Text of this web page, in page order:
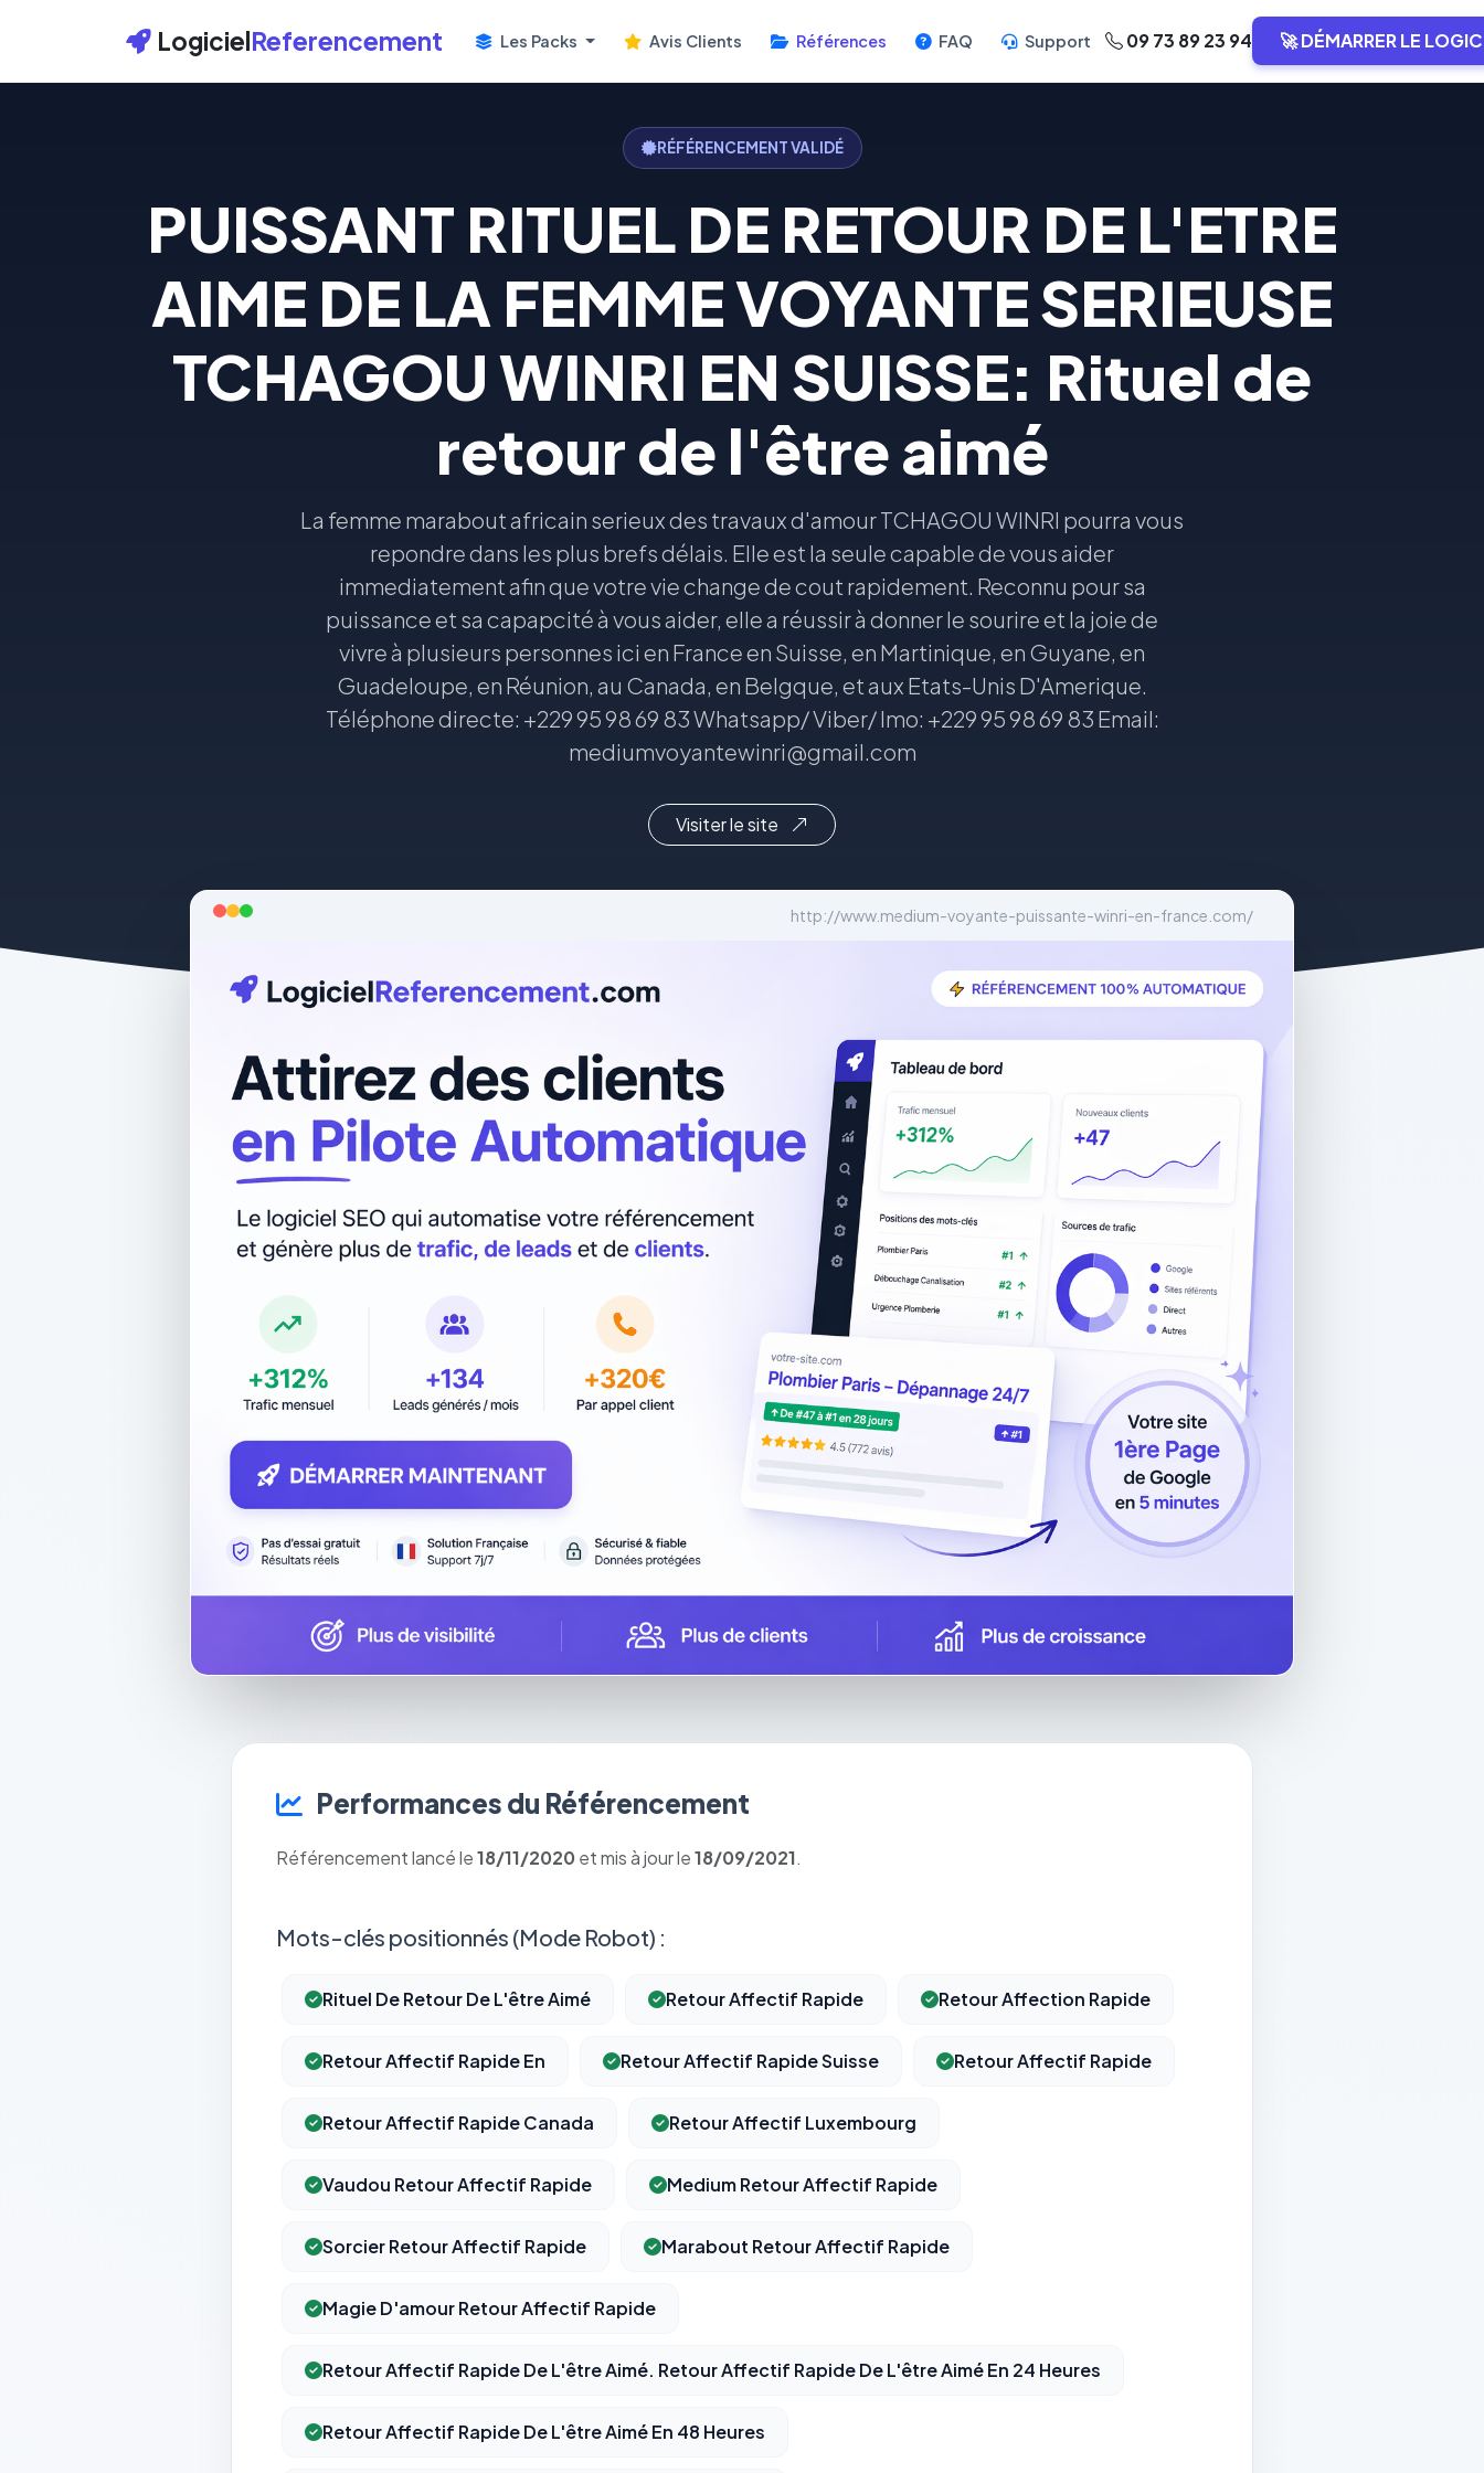
LogicielReferencement Les Packs Avis Clients Références FAQ Support 09 73 89 23 94 🚀 DÉMARRER LE
RÉFÉRENCEMENT VALIDÉ
PUISSANT RITUEL DE RETOUR DE L'ETRE
AIME DE LA FEMME VOYANTE SERIEUSE
TCHAGOU WINRI EN SUISSE: Rituel de
retour de l'être aimé
La femme marabout africain serieux des travaux d'amour TCHAGOU WINRI pourra vous
repondre dans les plus brefs délais. Elle est la seule capable de vous aider
immediatement afin que votre vie change de cout rapidement. Reconnu pour sa
puissance et sa capapcité à vous aider, elle a réussir à donner le sourire et la joie de
vivre à plusieurs personnes ici en France en Suisse, en Martinique, en Guyane, en
Guadeloupe, en Réunion, au Canada, en Belgque, et aux Etats-Unis D'Amerique.
Téléphone directe: +229 95 98 69 83 Whatsapp/ Viber/ Imo: +229 95 98 69 83 Email:
mediumvoyantewinri@gmail.com
Visiter le site
http://www.medium-voyante-puissante-winri-en-france.com/
Performances du Référencement
Référencement lancé le18/11/2020 et mis à jour le18/09/2021.
Mots-clés positionnés (Mode Robot) :
Rituel De Retour De L'être Aimé Retour Affectif Rapide Retour Affection Rapide
Retour Affectif Rapide En Retour Affectif Rapide Suisse Retour Affectif Rapide
Retour Affectif Rapide Canada Retour Affectif Luxembourg
Vaudou Retour Affectif Rapide Medium Retour Affectif Rapide
Sorcier Retour Affectif Rapide Marabout Retour Affectif Rapide
Magie D'amour Retour Affectif Rapide
Retour Affectif Rapide De L'être Aimé. Retour Affectif Rapide De L'être Aimé En 24 Heures
Retour Affectif Rapide De L'être Aimé En 48 Heures
Cookies essentiels TOUJOURS ACTIF
Nécessaires au fonctionnement du site : session, sécurité,
pas être désactivés.
Cookies analytiques
(pages visitées, durée de visite) pour l'améliorer. Données
anonymisées via Google Analytics.